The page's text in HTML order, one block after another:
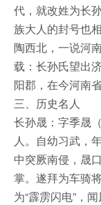
代，就改姓为长
族大人的封号也
陶西北，一说河
载：长孙氏望出
阳郡，在今河南
三、历史名人
长孙晟：字季晟
人。自幼习武，
中突厥南侵，晟
掌。遂拜为车骑
为“霹雳闪电”，